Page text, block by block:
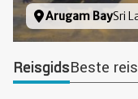
Locatie
Arugam BaySri
ReisgidsBeste